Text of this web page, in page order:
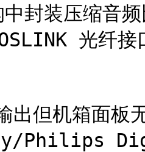
中封装压缩
光纤
出但机箱面板
Philips